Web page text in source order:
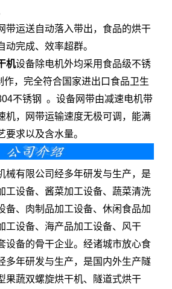
带运送自动落入带出，食品的烘干
动完成、效率超群。
机设备除电机外均采用食品级不锈
作，完全符合国家进出口食品卫生
不锈钢 。设备网带由减速电机带
机，网带运输速度无极可调，能满
要求以及含水量。
械有限公司经多年研发与生产，是
工设备、酱菜加工设备、蔬菜清洗
备、肉制品加工设备、休闲食品加
工设备、海产品加工设备、风干
设备的骨干企业。经诸城市放心食
多年研发与生产，是国内外生产隧
果蔬双螺旋烘干机、隧道式烘干